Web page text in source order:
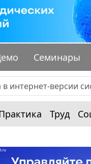
Семинары
Труд